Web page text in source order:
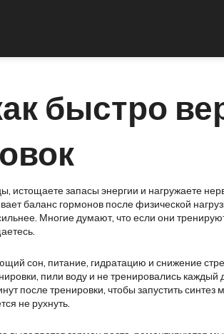
быстро
истощаете запасы энергии и нагружаете
баланс гормонов после физической
Многие думают, что если они
сон, питание, гидратацию и снижение
пили воду и не тренировались
после тренировки, чтобы запустить
не рухнуть.